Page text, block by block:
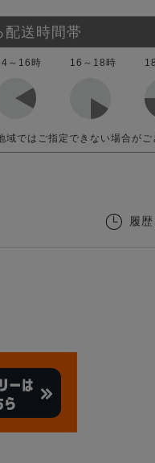
配送時間帯
～16時 16～18時
域ではご指定できない場合がご
履